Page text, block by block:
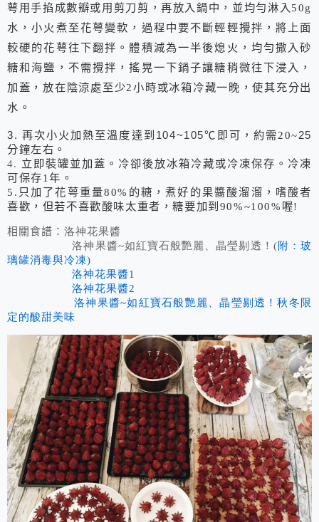
萼用手掐成數瓣或用剪刀剪，再放入鍋中，並均勻淋入 50g
水，小火煮至花萼變軟，過程中要不斷輕輕攪拌，將上面
較硬的花萼往下翻拌。體積減為一半後熄火，均勻撒入砂
糖和海鹽，不需攪拌，搖晃一下鍋子讓糖稍微往下浸入，
加蓋，放在陰涼處至少2小時或冰箱冷藏一晚，使其充分出
水。
3. 再次小火加熱至溫度達到 104~105℃即可，約需20~25
分鐘左右。
4. 立即裝罐並加蓋。冷卻後放冰箱冷藏或冷凍保存。冷凍
可保存1年。
5.只加了花萼重量80%的糖，煮好的果醬酸溜溜，嗜酸者
喜歡，但若不喜歡酸味太重者，糖要加到90%~100%喔!
相關食譜：洛神花果醬
洛神果醬~如紅寶石般艷麗、晶瑩剔透！(附：玻
璃罐消毒與冷凍)
洛神花果醬1
洛神花果醬2
洛神果醬~如紅寶石般艷麗、晶瑩剔透！秋冬限
定的酸甜美味